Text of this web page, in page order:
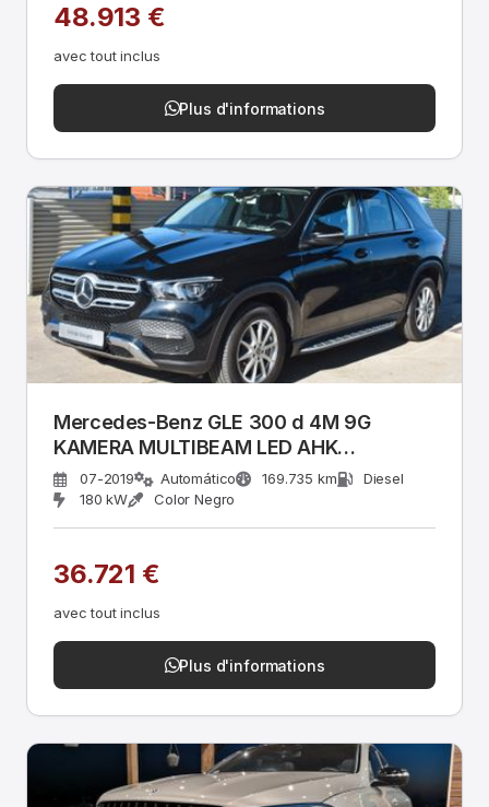
48.913 €
avec tout inclus
Plus d'informations
Mercedes-Benz GLE 300 d 4M 9G
KAMERA MULTIBEAM LED AHK
WEBASTO
07-2019 Automático 169.735 km
Diesel
180 kW
Color Negro
36.721 €
avec tout inclus
Plus d'informations